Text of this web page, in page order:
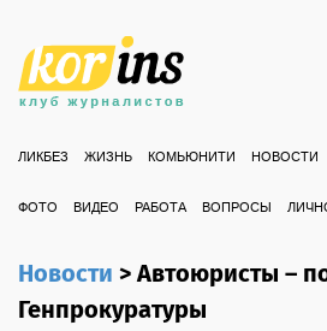
ЛИКБЕЗ ЖИЗНЬ КОМЬЮНИТИ НОВОСТИ
ФОТО ВИДЕО РАБОТА ВОПРОСЫ
Новости>Автоюристы –
Генпрокуратуры